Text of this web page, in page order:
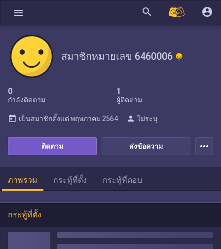
menu search account_circle
สมาชิกหมายเลข 6460006
0
กำลังติดตาม
1
ผู้ติดตาม
ส่งข้อความ
ติดตาม
today เป็นสมาชิกตั้งแต่ พฤษภาคม 2564 person ไม่ระบุ
more_horiz
ภาพรวม กระทู้ที่ตั้ง กระทู้ที่ตอบ
กระทู้ที่ตั้ง